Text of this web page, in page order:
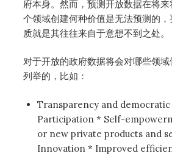
府本身。然而，预测开放数据在将
个领域创建何种价值是无法预测的
质就是其往往来自于意想不到之处。
对于开放的政府数据将会对哪些领
列举的，比如：
Transparency and
Participation * Self-
or new private products and
Innovation * Improved